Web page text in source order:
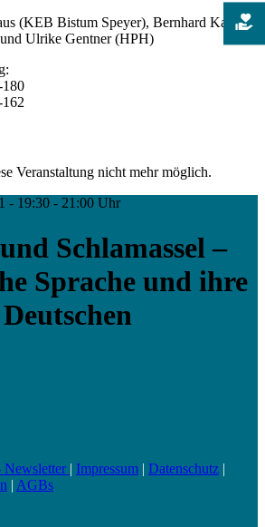
(KEB Bistum Speyer), Bernhard Kaas
Ulrike Gentner (HPH)
Veranstaltung nicht mehr möglich.
- 19:30 - 21:00 Uhr
Schlamassel –
Sprache und ihre
| Impressum | Datenschutz |
| AGBs